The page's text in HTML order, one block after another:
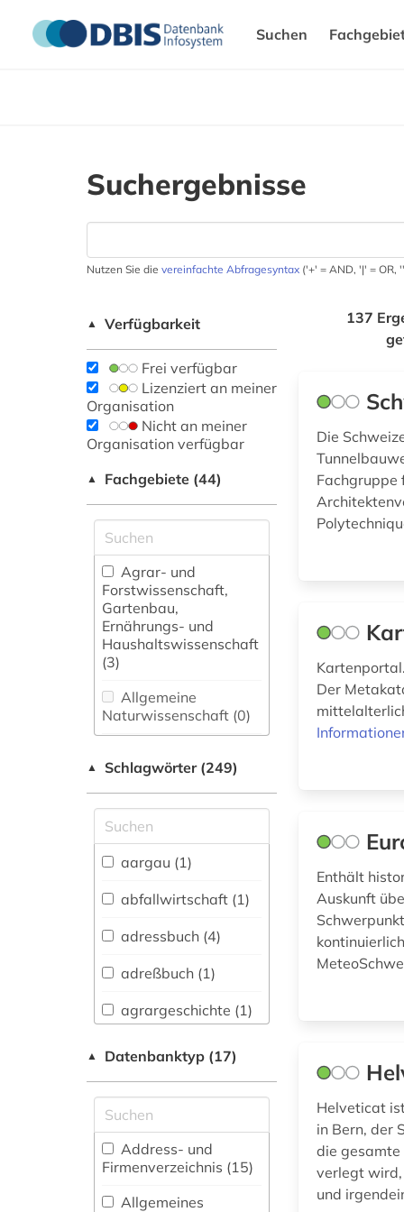
Suchen
Suchergebnisse
Nutzen Sie die vereinfachte Abfragesyntax ('+' = AND, '|' = OR,
▲ Verfügbarkeit
Frei verfügbar
Lizenziert an meiner
Organisation
Nicht an meiner
Organisation verfügbar
▲ Fachgebiete (44)
Agrar- und
Forstwissenschaft,
Gartenbau,
Ernährungs- und
Haushaltswissenschaft
(3)
Allgemeine
Naturwissenschaft (0)
fachübergreifende
Allgemeine und
vergleichende Sprach-
und
Literaturwissenschaft.
Indogermanistik.
Sprachen und
Anglistik.
Amerikanistik (0)
Vermessungswesen (5)
Biologie,
Biotechnologie (1)
Buch- und
▲ Schlagwörter (249)
aargau (1)
abfallwirtschaft (1)
adressbuch (4)
adreßbuch (1)
agrargeschichte (1)
alfred escher (1)
alte drucke (1)
amtsdrucksache (1)
ansichtskarte (1)
arbeitsrecht (1)
▲ Datenbanktyp (17)
Address- und
Firmenverzeichnis (15)
Allgemeines
137
Die
Fachgruppe
Der
Enthält
Auskunft
Helveticat
in Bern, der
die gesamte
verlegt wird,
und